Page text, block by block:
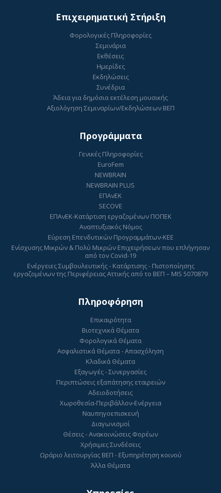
Επιχειρηματική Στήριξη
Φορολογικές Πληροφορίες
Σεμινάρια
Εκθέσεις
Ημερίδες
Εκδηλώσεις
Συνέδρια
Άδεια για δημόσια εκτέλεση μουσικής
Αξιολόγηση Σεμιναρίων/Εκδηλώσεων ΒΕΠ
Προγράμματα
Γενικές Πληροφορίες
EuroFem
NEWBRAIN
NEWBRAIN PLUS
ΕΠΑνΕΚ
SECOVE
ΕΠΑνΕΚ-Κατάρτιση εργαζομένων ΠΟΠΕΚ
Αναπτυξιακός Νόμος
Εύρεση Επενδυτικών Προγραμμάτων-ΚΕΕ
Ενίσχυσης Μικρών & Πολύ Μικρών Επιχειρήσεων που επλήγησαν
από τον Covid-19
Ενέργειες Συμβουλευτικής - Κατάρτισης - Πιστοποίησης
εργαζομένων της Περιφέρειας Αττικής από το ΒΕΠ – MIS 5070879
Πληροφόρηση
Επικαιρότητα
Βιοτεχνικά Θέματα
Φορολογικά Θέματα
Ασφαλιστικά Θέματα - Απασχόληση
Κλαδικά Θέματα
Εξαγωγές - Συνεργασίες
Περιπτώσεις εξαπάτησης εταιρειών
Αδειοδοτήσεις
Χωροθεσία-Περιβάλλον-Ενέργεια
Ναυπηγοεπισκευή
Διαγωνισμοί
Θέσεις - Ανακοινώσεις Φορέων
Χρήσιμες Συνδέσεις
Ωράριο λειτουργίας ΒΕΠ - Εξυπηρέτηση κοινού
Άλλα Θέματα